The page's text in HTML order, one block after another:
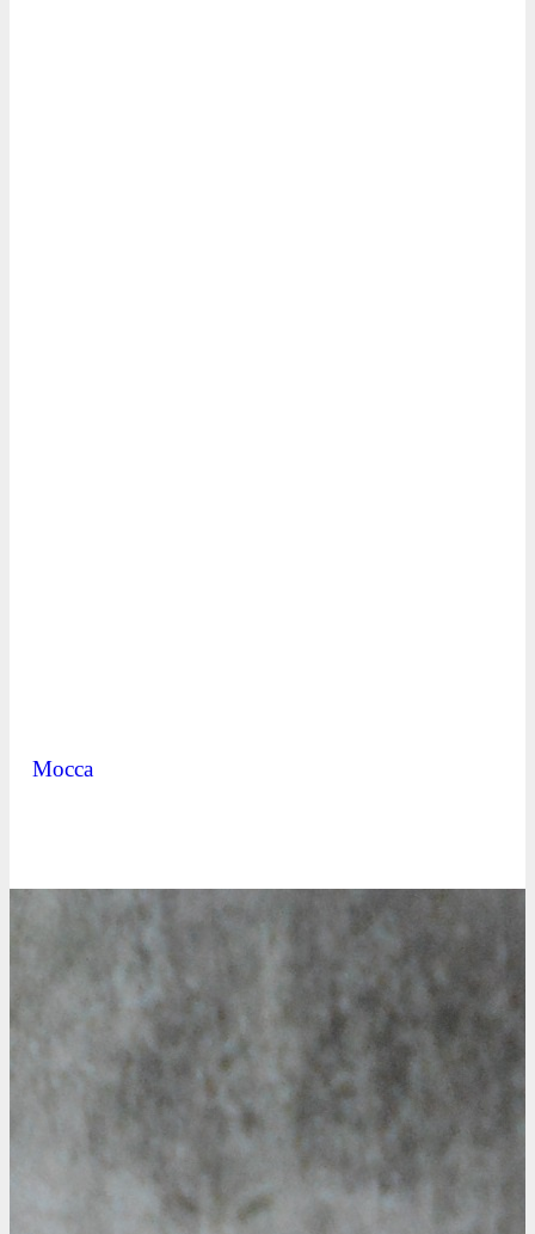
Mocca